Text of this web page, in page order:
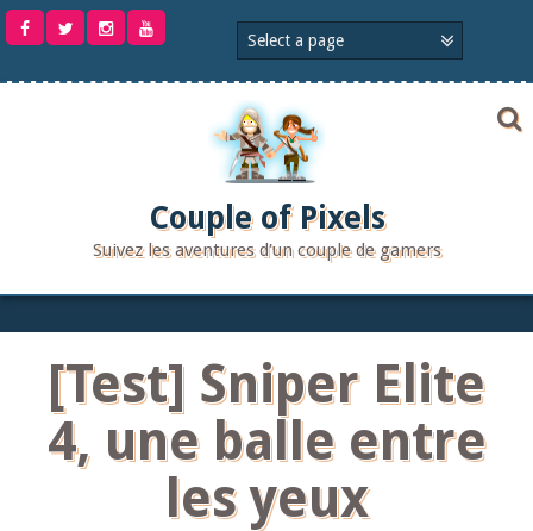
Aller
Couple of Pixels
Suivez les aventures d'un couple de gamers
[Test] Sniper Elite
4, une balle entre
les yeux